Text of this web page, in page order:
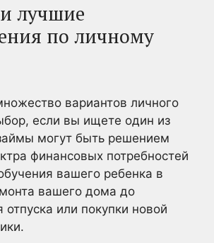
лучшие
по личному
вариантов личного
если вы ищете один из
могут быть решением
финансовых потребностей
вашего ребенка в
вашего дома до
отпуска или покупки новой